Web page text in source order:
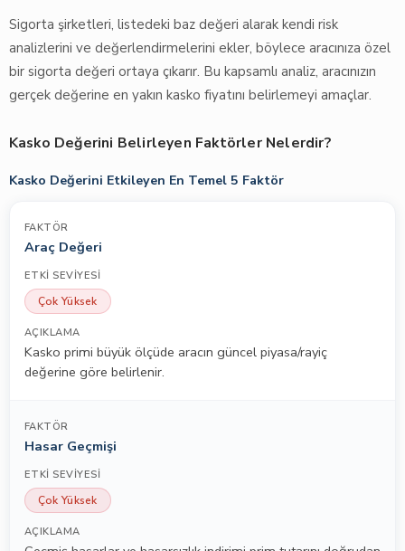
Sigorta şirketleri, listedeki baz değeri alarak kendi risk
analizlerini ve değerlendirmelerini ekler, böylece aracınıza özel
bir sigorta değeri ortaya çıkarır. Bu kapsamlı analiz, aracınızın
gerçek değerine en yakın kasko fiyatını belirlemeyi amaçlar.
Kasko Değerini Belirleyen Faktörler Nelerdir?
Kasko Değerini Etkileyen En Temel 5 Faktör
Araç Değeri
Çok Yüksek
Kasko primi büyük ölçüde aracın güncel piyasa/rayiç
değerine göre belirlenir.
Hasar Geçmişi
Çok Yüksek